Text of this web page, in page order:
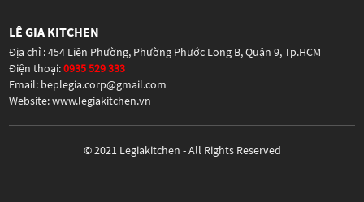
LÊ GIA KITCHEN
Địa chỉ : 454 Liên Phường, Phường Phước Long B, Quận 9, Tp.HCM
Điện thoại:0935 529 333
Email: beplegia.corp@gmail.com
Website: www.legiakitchen.vn
© 2021 Legiakitchen - All Rights Reserved